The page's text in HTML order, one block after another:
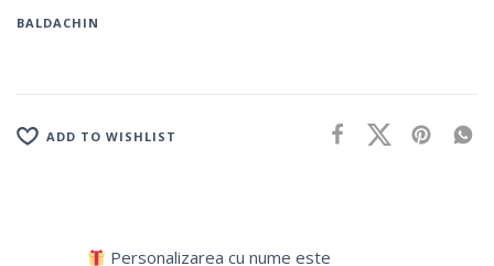
BALDACHIN
ADD TO WISHLIST
Personalizarea cu nume este